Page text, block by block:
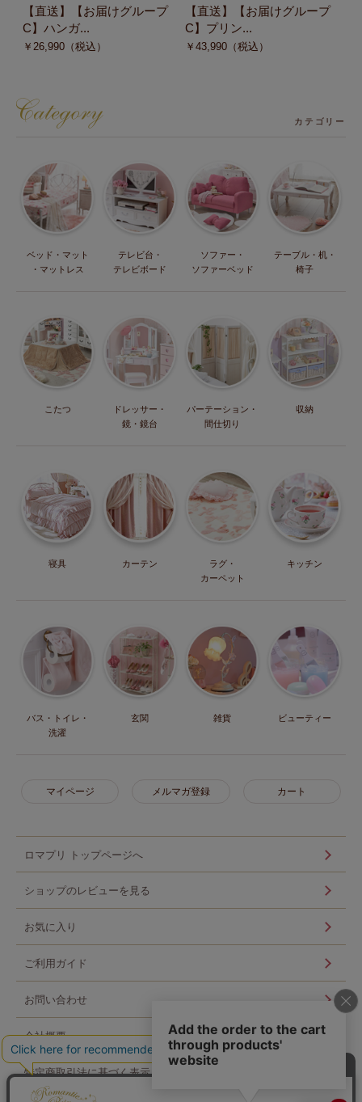
【直送】【お届けグループ
C】ハンガ...
￥26,990 （税込）
【直送】【お届けグループ
C】プリン...
￥43,990 （税込）
カテゴリー
ベッド・マット
・マットレス
テレビ台・
テレビボード
ソファー・
ソファーベッド
テーブル・机・
椅子
こたつ
ドレッサー・
鏡・鏡台
パーテーション・
間仕切り
収納
寝具 カーテン
ラグ・
カーペット
キッチン
バス・トイレ・
洗濯
玄関 雑貨 ビューティー
マイページ メルマガ登録 カート
ロマプリ トップページへ
ショップのレビューを見る
お気に入り
ご利用ガイド
お問い合わせ
会社概要
特定商取引法に基づく表示